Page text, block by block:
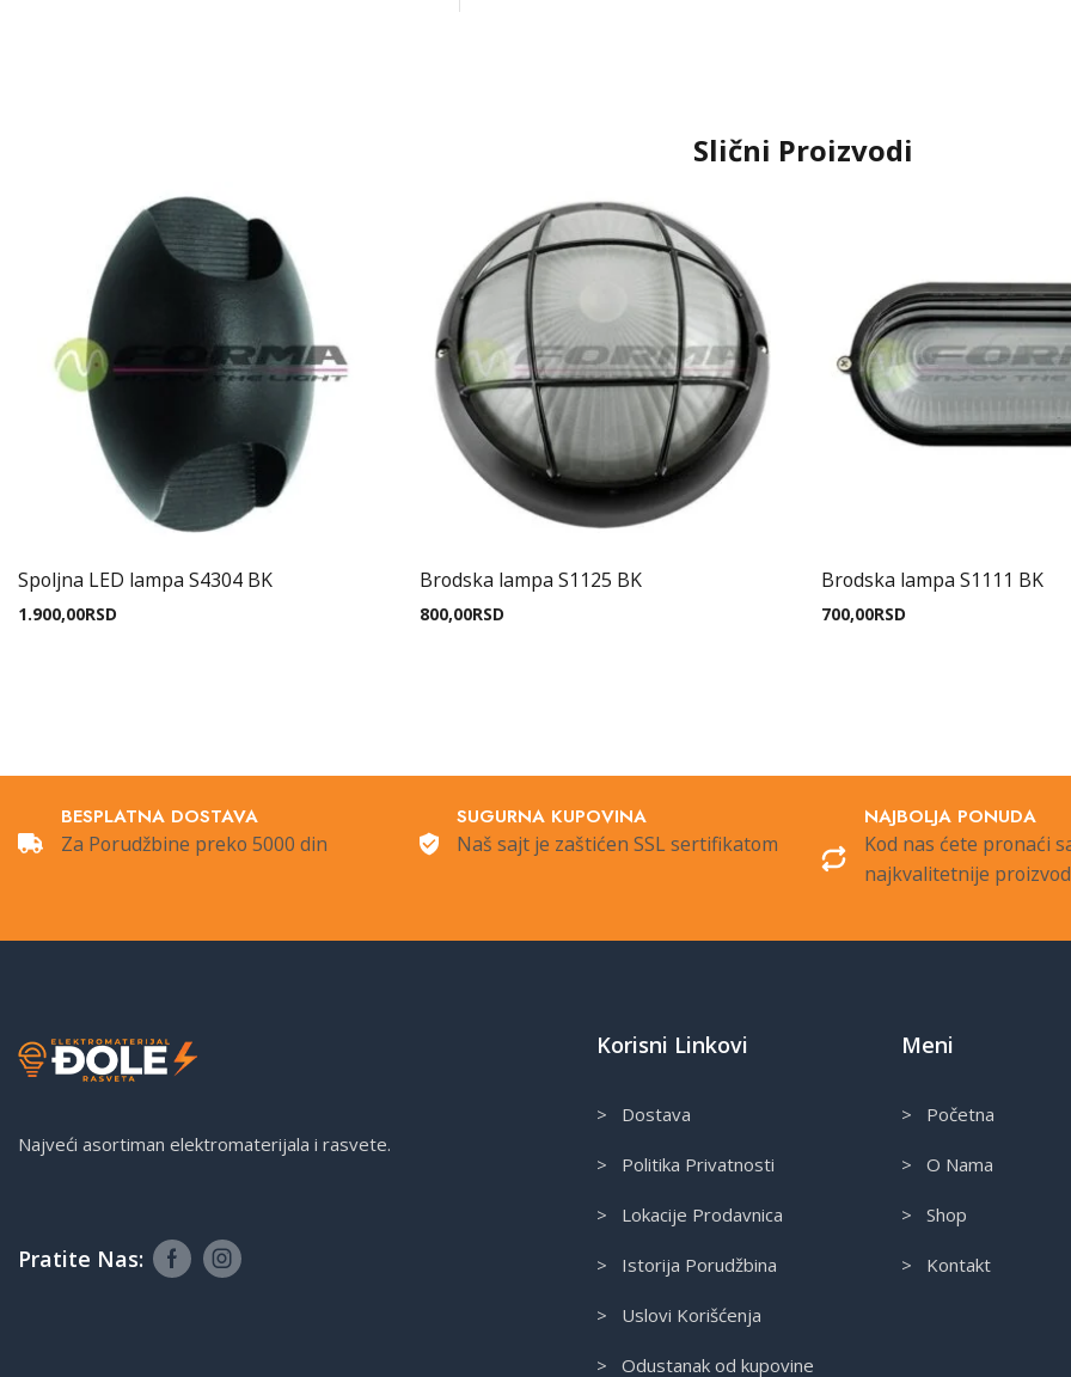
Slični Proizvodi
Spoljna LED lampa S4304 BK
1.900,00RSD
Brodska lampa S1125 BK
800,00RSD
Brodska lampa S1111 BK
700,00RSD
BESPLATNA DOSTAVA
Za Porudžbine preko 5000 din
SUGURNA KUPOVINA
Naš sajt je zaštićen SSL sertifikatom
NAJBOLJA PONUDA
Kod nas ćete pronaći
najkvalitetnije
Najveći asortiman elektromaterijala i rasvete.
Pratite Nas:
Korisni Linkovi
> Dostava
> Politika Privatnosti
> Lokacije Prodavnica
> Istorija Porudžbina
> Uslovi Korišćenja
> Odustanak od kupovine
Meni
> Početna
> O Nama
> Shop
> Kontakt